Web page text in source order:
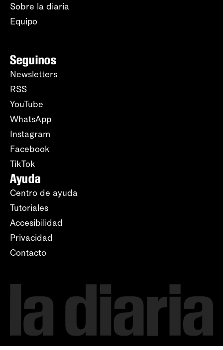
Sobre la diaria
Equipo
Seguinos
Newsletters
RSS
YouTube
WhatsApp
Instagram
Facebook
TikTok
Ayuda
Centro de ayuda
Tutoriales
Accesibilidad
Privacidad
Contacto